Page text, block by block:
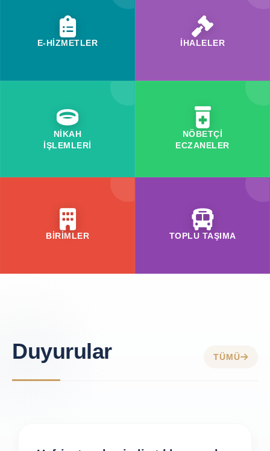
E-HİZMETLER İHALELER
NİKAH
İŞLEMLERİ
NÖBETÇİ
ECZANELER
BİRİMLER TOPLU TAŞIMA
Duyurular TÜMÜ